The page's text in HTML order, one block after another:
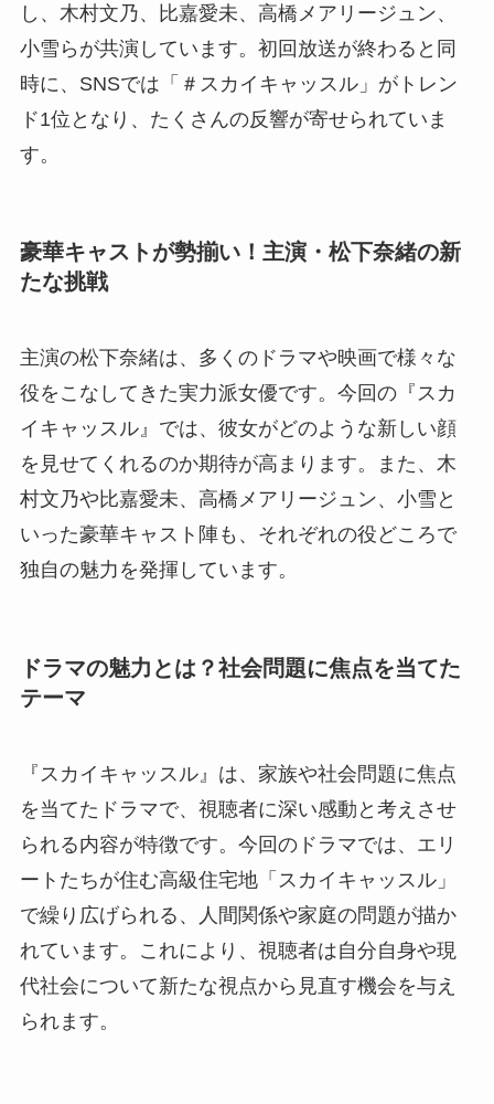
し、木村文乃、比嘉愛未、高橋メアリージュン、
小雪らが共演しています。初回放送が終わると同
時に、SNSでは「＃スカイキャッスル」がトレン
ド1位となり、たくさんの反響が寄せられていま
す。
豪華キャストが勢揃い！主演・松下奈緒の新
たな挑戦
主演の松下奈緒は、多くのドラマや映画で様々な
役をこなしてきた実力派女優です。今回の『スカ
イキャッスル』では、彼女がどのような新しい顔
を見せてくれるのか期待が高まります。また、木
村文乃や比嘉愛未、高橋メアリージュン、小雪と
いった豪華キャスト陣も、それぞれの役どころで
独自の魅力を発揮しています。
ドラマの魅力とは？社会問題に焦点を当てた
テーマ
『スカイキャッスル』は、家族や社会問題に焦点
を当てたドラマで、視聴者に深い感動と考えさせ
られる内容が特徴です。今回のドラマでは、エリ
ートたちが住む高級住宅地「スカイキャッスル」
で繰り広げられる、人間関係や家庭の問題が描か
れています。これにより、視聴者は自分自身や現
代社会について新たな視点から見直す機会を与え
られます。